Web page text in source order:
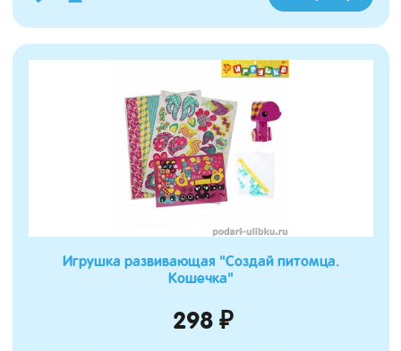
Игрушка развивающая "Создай питомца.
Кошечка"
298 ₽